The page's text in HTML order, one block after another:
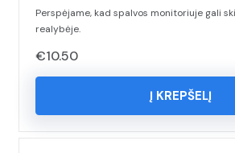
Perspėjame, kad spalvos monitoriuje gali
realybėje.
€10.50
Į KREPŠELĮ